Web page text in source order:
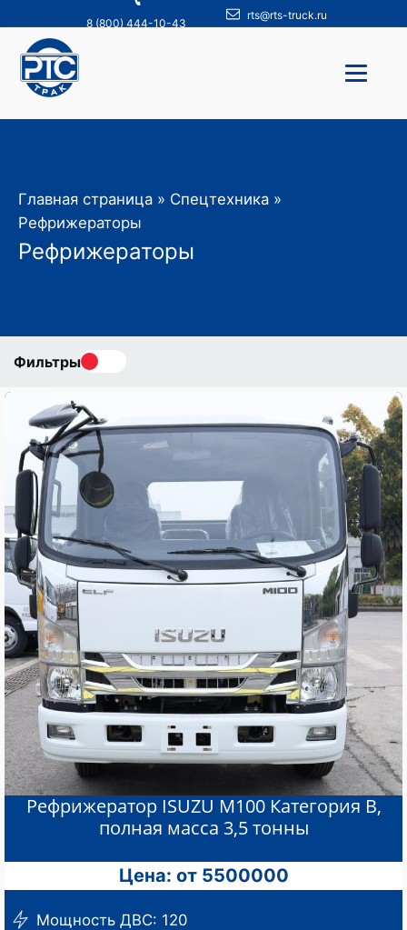
8 (800) 444-10-43
rts@rts-truck.ru
Главная страница » Спецтехника »
Рефрижераторы
Рефрижераторы
Фильтры
Рефрижератор ISUZU М100 Категория В,
полная масса 3,5 тонны
Цена: от 5500000
Мощность ДВС: 120